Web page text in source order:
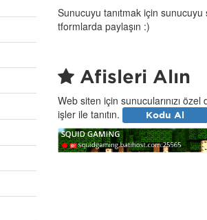
Sunucuyu tanıtmak için sunucuyu
tformlarda paylaşın :)
Afişleri Alın
Web siten için sunucularınızı özel
işler ile tanıtın.
Kodu Al